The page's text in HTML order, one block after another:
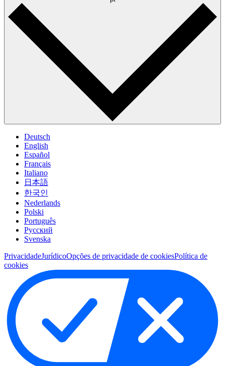
Deutsch
English
Español
Français
Italiano
日本語
한국인
Nederlands
Polski
Português
Pусский
Svenska
PrivacidadeJurídicoOpções de privacidade de cookiesPolítica de
cookies